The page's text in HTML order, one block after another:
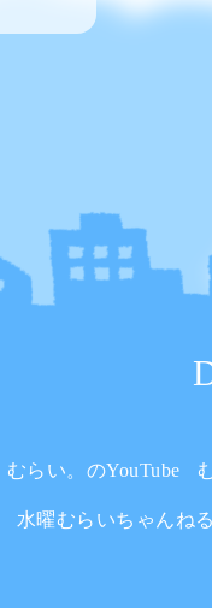
むらい。のYouTube
水曜むらいちゃんねる